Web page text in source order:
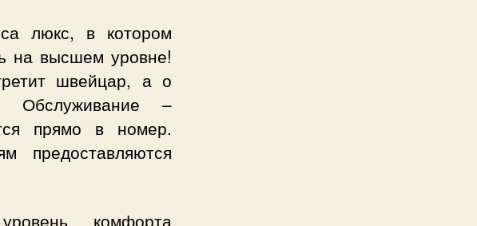
в котором
на высшем уровне!
швейцар, а о
Обслуживание –
прямо в номер.
предоставляются
комфорта